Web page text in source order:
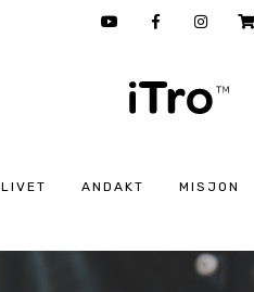
LIVET ANDAKT MISJON